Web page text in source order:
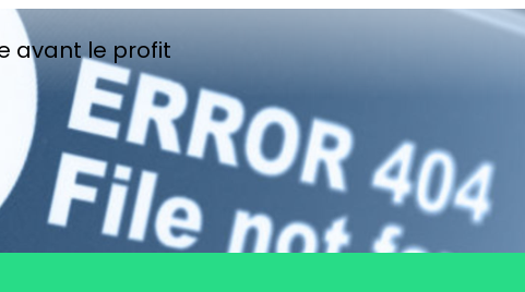
avant le profit